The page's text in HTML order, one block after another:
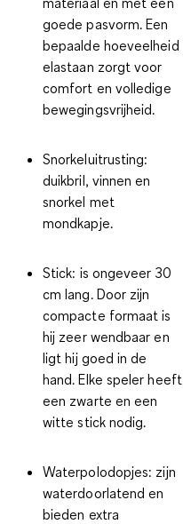
goede pasvorm. Een
bepaalde hoeveelheid
elastaan zorgt voor
comfort en volledige
bewegingsvrijheid.
Snorkeluitrusting:
duikbril, vinnen en
snorkel met
mondkapje.
Stick: is ongeveer 30
cm lang. Door zijn
compacte formaat is
hij zeer wendbaar en
ligt hij goed in de
hand. Elke speler heeft
een zwarte en een
witte stick nodig.
Waterpolodopjes: zijn
waterdoorlatend en
bieden extra